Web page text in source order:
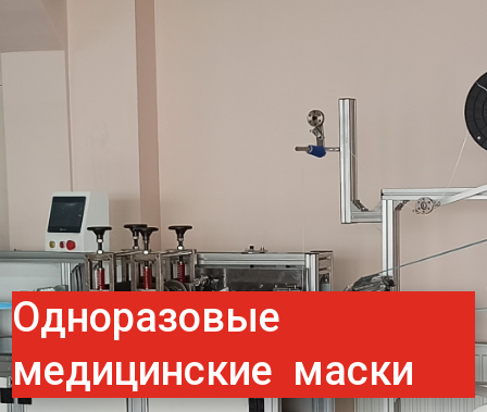
Одноразовые
медицинские маски